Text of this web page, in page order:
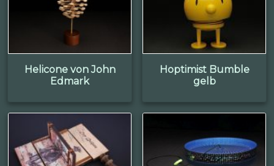
Helicone von John
Edmark
Hoptimist Bumble
gelb